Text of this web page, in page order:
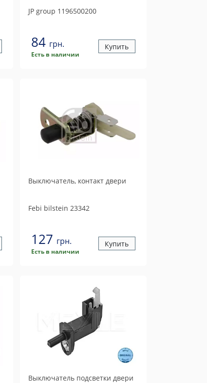
JP group 1196500200
84 грн.
Есть в наличии
Купить
Выключатель, контакт двери
Febi bilstein 23342
127 грн.
Есть в наличии
Купить
Выключатель подсветки двери